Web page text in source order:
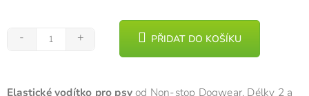
PŘIDAT DO KOŠÍKU
Elastické vodítko pro psyod Non-stop Dogwear. Délky 2 a